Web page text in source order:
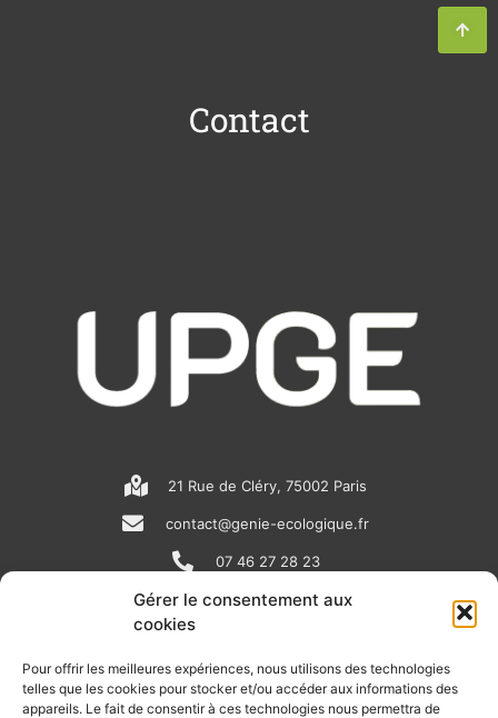
Gérer le consentement aux
cookies
Pour offrir les meilleures expériences, nous utilisons des technologies
telles que les cookies pour stocker et/ou accéder aux informations des
appareils. Le fait de consentir à ces technologies nous permettra de
Contact
21 Rue de Cléry, 75002 Paris
contact@genie-ecologique.fr
07 46 27 28 23
N
e
w
i
n
o
u